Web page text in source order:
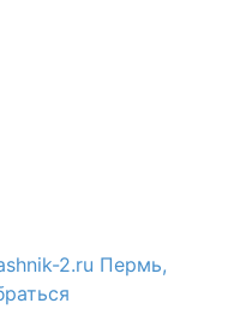
2.ru Пермь,